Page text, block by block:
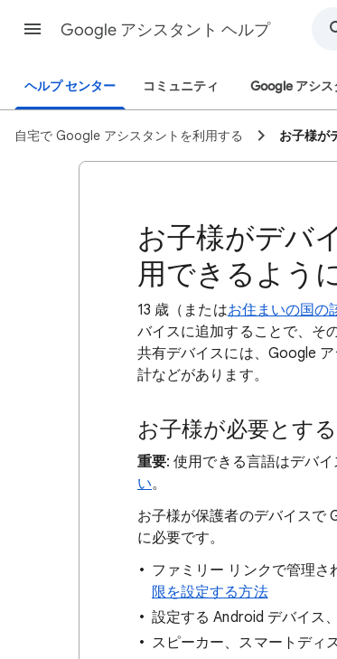
Google アシスタント ヘルプ
ヘルプ センター コミュニティ Google アシス
自宅で Google アシスタントを利用する お子様が
お子様がデバ
用できるよう
13 歳（またはお住まいの国の
バイスに追加することで、そ
共有デバイスには、Google
計などがあります。
お子様が必要とす
重要: 使用できる言語はデバイ
い。
お子様が保護者のデバイスで
に必要です。
ファミリー リンクで管理さ
限を設定する方法
設定する Android デバイス
スピーカー、スマートディ